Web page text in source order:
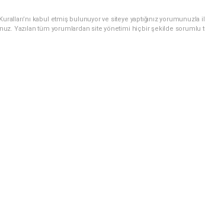
kabul etmiş bulunuyor ve siteye yaptığınız
Yazılan tüm yorumlardan site yönetimi hiçbir şekilde sorumlu